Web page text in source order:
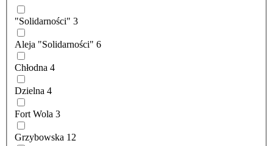
"Solidarności" 3
Aleja "Solidarności" 6
Chłodna 4
Dzielna 4
Fort Wola 3
Grzybowska 12